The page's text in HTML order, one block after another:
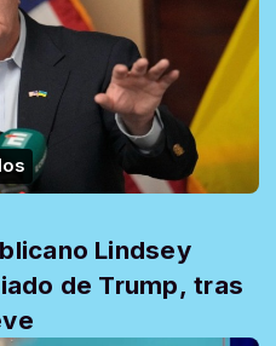
Lindsey
de Trump, tras